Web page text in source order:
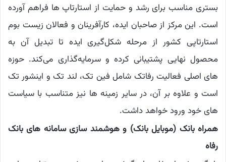
بستری مناسب برای رشد و حمایت از استارتاپ ‌ها فراهم آورده
است. این مرکز از صاحبان ایده، کارآفرینان و فعالان زیست‌ بوم
استارتاپی کشور از مرحله شکل‌گیری ایده تا تبدیل آن به
محصول نهایی پشتیبانی کرده و سرمایه‌گذاری می‌کند. حوزه‌
های اصلی فعالیت رفاتک شامل فین‌ تک، لند تک و اینشور تک
است و علاوه بر آن، در سایر زمینه ‌ها نیز متناسب با سیاست‌
های خود ورود خواهد داشت.
همراه بانک (موبایل بانک) و هوشمند سازی سامانه های بانک
رفاه